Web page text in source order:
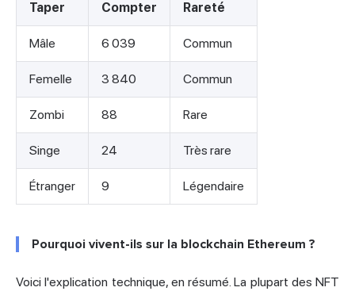
Taper Compter Rareté
Mâle 6 039 Commun
Femelle 3 840 Commun
Zombi 88 Rare
Singe 24 Très rare
Étranger 9 Légendaire
Pourquoi vivent-ils sur la blockchain Ethereum ?
Voici l'explication technique, en résumé. La plupart des NFT